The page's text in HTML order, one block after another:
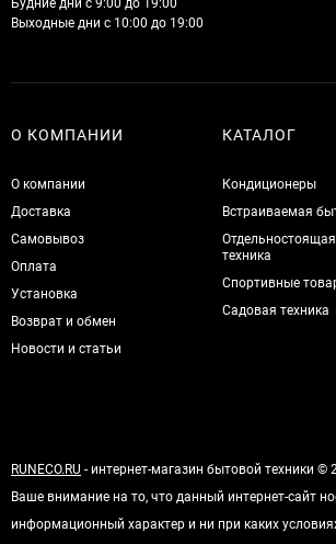
Выходные дни с 10:00 до 19:00
О КОМПАНИИ
О компании
Доставка
Самовывоз
Оплата
Установка
Возврат и обмен
Новости и статьи
КАТАЛОГ
Кондиционеры
Встраиваемая
техника
Спортивные
Садовая техника
RUNECO.RU - интернет-магазин бытовой техники
Ваше внимание на то, что данный интернет-сайт
информационный характер и ни при каких